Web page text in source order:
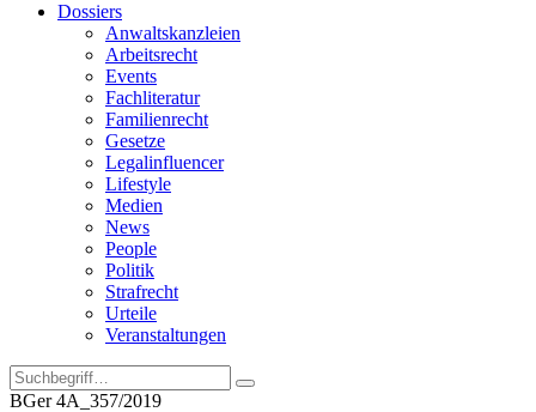
Dossiers
Anwaltskanzleien
Arbeitsrecht
Events
Fachliteratur
Familienrecht
Gesetze
Legalinfluencer
Lifestyle
Medien
News
People
Politik
Strafrecht
Urteile
Veranstaltungen
BGer 4A_357/2019